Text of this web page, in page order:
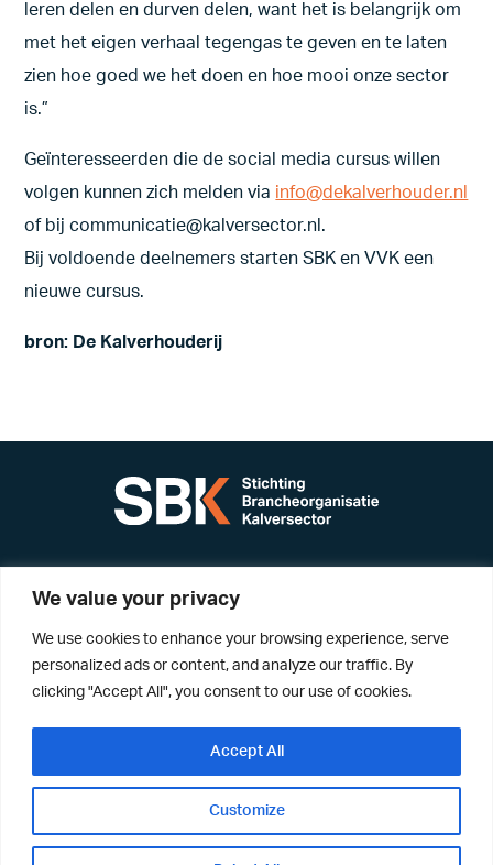
We value your privacy
We use cookies to enhance your browsing experience, serve
personalized ads or content, and analyze our traffic. By
clicking "Accept All", you consent to our use of cookies.
Customize
Accept All
leren delen en durven delen, want het is belangrijk om
met het eigen verhaal tegengas te geven en te laten
zien hoe goed we het doen en hoe mooi onze sector
is.”
Geïnteresseerden die de social media cursus willen
volgen kunnen zich melden via info@dekalverhouder.nl
of bij communicatie@kalversector.nl.
Bij voldoende deelnemers starten SBK en VVK een
nieuwe cursus.
bron: De Kalverhouderij
3436 ZZ Nieuwegein
Postbus 2703
3440 GC Nieuwegein
info@kalversector.nl